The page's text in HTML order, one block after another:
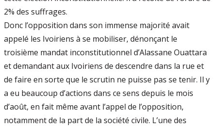
2% des suffrages.
Donc l’opposition dans son immense majorité avait
appelé les Ivoiriens à se mobiliser, dénonçant le
troisième mandat inconstitutionnel d’Alassane Ouattara
et demandant aux Ivoiriens de descendre dans la rue et
de faire en sorte que le scrutin ne puisse pas se tenir. Il y
a eu beaucoup d’actions dans ce sens depuis le mois
d’août, en fait même avant l’appel de l’opposition,
notamment de la part de la société civile. L’une des